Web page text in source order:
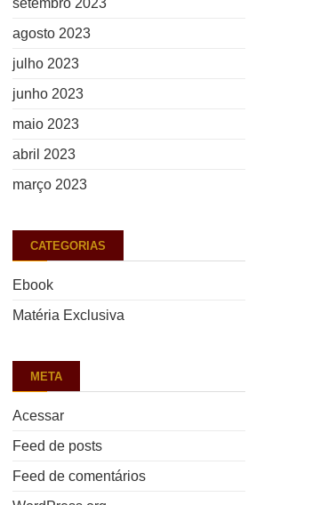
setembro 2023
agosto 2023
julho 2023
junho 2023
maio 2023
abril 2023
março 2023
CATEGORIAS
Ebook
Matéria Exclusiva
META
Acessar
Feed de posts
Feed de comentários